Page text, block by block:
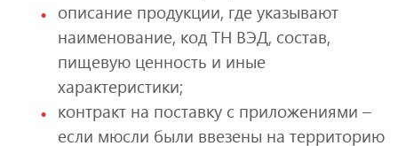
описание продукции, где указывают
наименование, код ТН ВЭД, состав,
пищевую ценность и иные
характеристики;
контракт на поставку с приложениями –
если мюсли были ввезены на территорию